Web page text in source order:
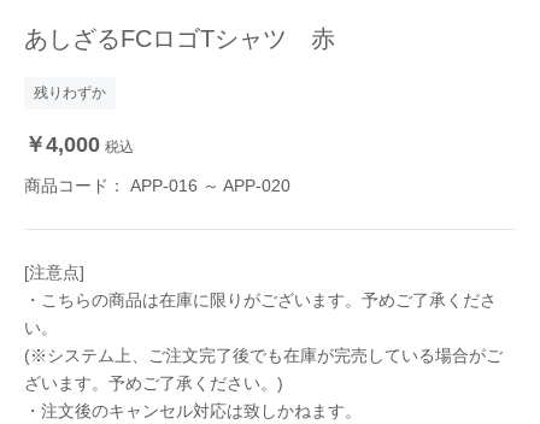
あしざるFCロゴTシャツ 赤
残りわずか
￥4,000 税込
商品コード： APP-016 ～ APP-020
[注意点]
・こちらの商品は在庫に限りがございます。予めご了承くださ
い。
(※システム上、ご注文完了後でも在庫が完売している場合がご
ざいます。予めご了承ください。)
・注文後のキャンセル対応は致しかねます。